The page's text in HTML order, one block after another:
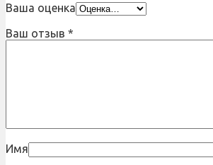
Ваша оценка
Ваш отзыв *
Имя